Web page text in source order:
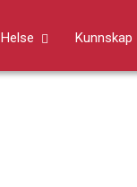
Helse Kunnskap